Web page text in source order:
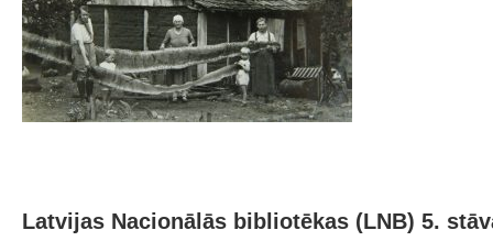
Latvijas Nacionālās bibliotēkas (LNB) 5.